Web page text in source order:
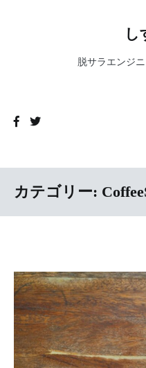
し
脱サラエンジ
カテゴリー: